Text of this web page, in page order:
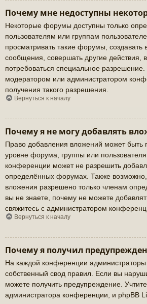
Почему мне недоступны
Некоторые форумы доступны только
пользователям или группам
просматривать такие форумы, создавать
сообщения, совершать другие действия,
потребоваться специальное
модератором или администратором
получения такого разрешения.
Вернуться к началу
Почему я не могу добавлять
Право добавления вложений может быть
уровне форума, группы или
конференции может не разрешить
определённых форумах. Также возможно,
вложения разрешено только членам
вы не знаете, почему не можете
свяжитесь с администратором
Вернуться к началу
Почему я получил
На каждой конференции администраторы
собственный свод правил. Если вы
можете получить предупреждение.
администратора конференции, и phpBB